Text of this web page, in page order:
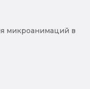
микроанимаций в